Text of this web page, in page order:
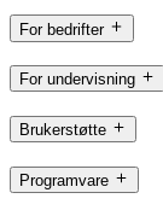
For bedrifter
For undervisning
Brukerstøtte
Programvare